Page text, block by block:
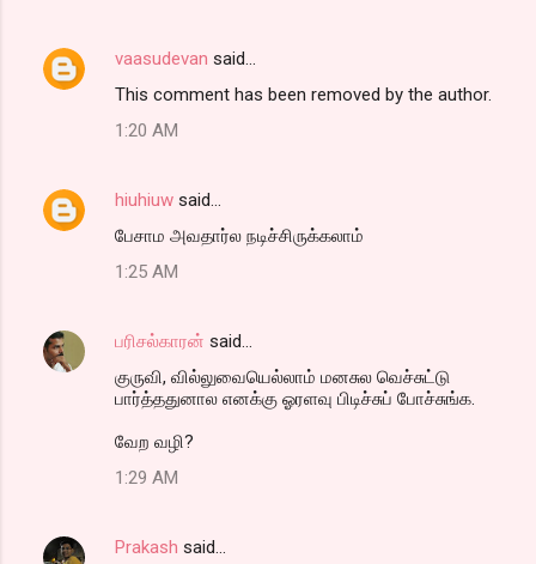
vaasudevan said…
This comment has been removed by the author.
1:20 AM
hiuhiuw said…
பேசாம அவதார்ல நடிச்சிருக்கலாம்
1:25 AM
பரிசல்காரன் said…
குருவி, வில்லுவையெல்லாம் மனசுல வெச்சுட்டு
பார்த்ததுனால எனக்கு ஓரளவு பிடிச்சுப் போச்சுங்க.
வேற வழி?
1:29 AM
Prakash said…